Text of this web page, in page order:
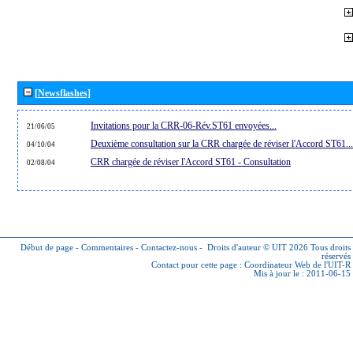
[Newsflashes]
21/06/05 Invitations pour la CRR-06-Rév.ST61 envoyées...
04/10/04 Deuxième consultation sur la CRR chargée de réviser l'Accord ST61...
02/08/04 CRR chargée de réviser l'Accord ST61 - Consultation
Début de page - Commentaires - Contactez-nous - Droits d'auteur © UIT 2026 Tous droits
réservés
Contact pour cette page : Coordinateur Web de l'UIT-R
Mis à jour le : 2011-06-15